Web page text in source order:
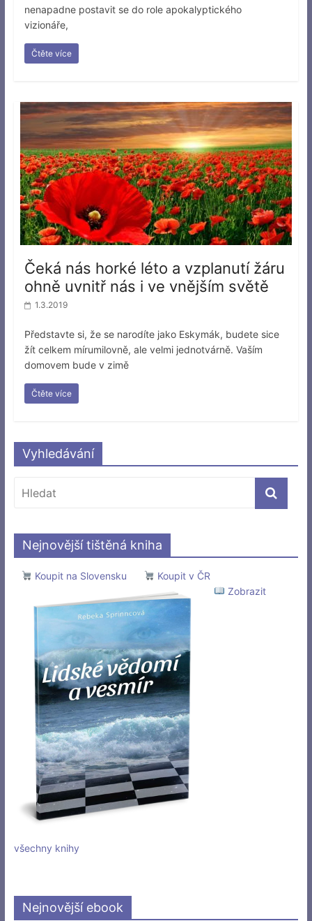
nenapadne postavit se do role apokalyptického
vizionáře,
Čtěte více
Čeká nás horké léto a vzplanutí žáru
ohně uvnitř nás i ve vnějším světě
1.3.2019
Představte si, že se narodíte jako Eskymák, budete sice
žít celkem mírumilovně, ale velmi jednotvárně. Vaším
domovem bude v zimě
Čtěte více
Vyhledávání
Nejnovější tištěná kniha
Koupit na Slovensku
Koupit v ČR
Zobrazit
všechny knihy
Nejnovější ebook